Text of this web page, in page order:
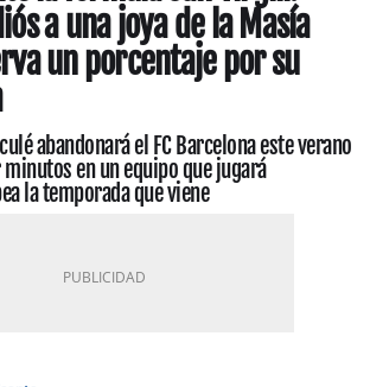
a una joya de la Masía
un porcentaje por su
abandonará el FC Barcelona este verano
en un equipo que jugará
la temporada que viene